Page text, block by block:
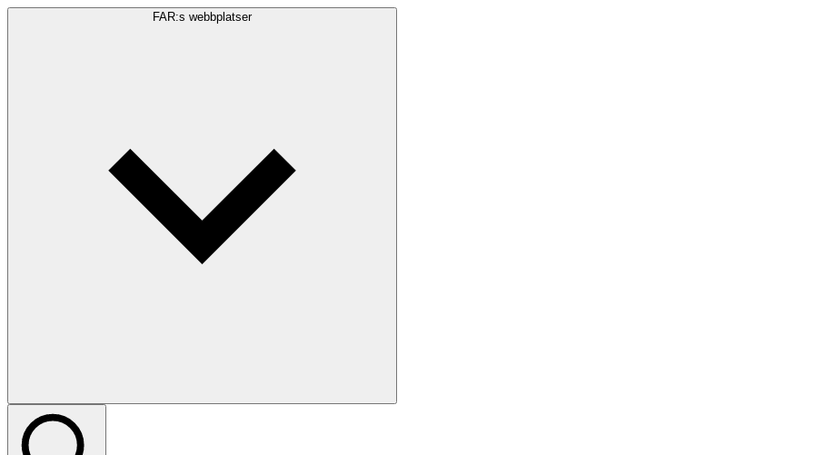
FAR:s webbplatser